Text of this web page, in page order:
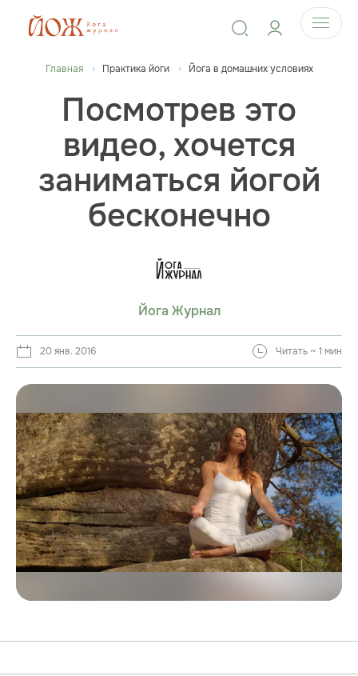
Главная Практика йоги Йога в домашних условиях
Посмотрев это
видео, хочется
заниматься йогой
бесконечно
Йога Журнал
20 янв. 2016 Читать ~ 1 мин